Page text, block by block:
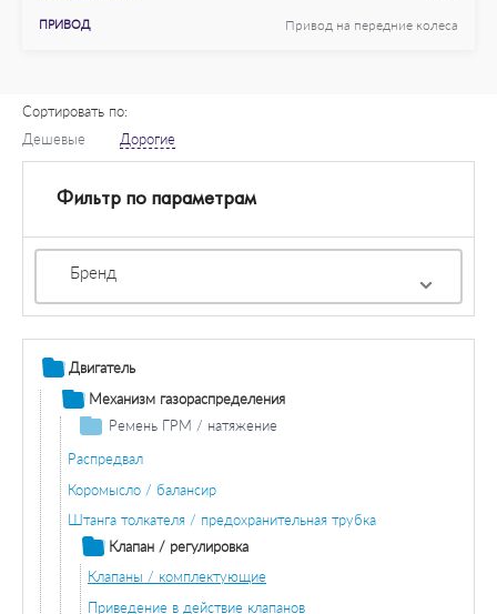
ПРИВОД Привод на передние колеса
Сортировать по:
Дешевые
Дорогие
Фильтр по параметрам
Бренд
Двигатель
Механизм газораспределения
Ремень ГРМ / натяжение
Ремень ГРМ
Комплект ремней ГРМ
Натяжной ролик ГРМ
Распредвал
Коромысло / балансир
Штанга толкателя / предохранительная трубка
Клапан / регулировка
Клапаны / комплектующие
Приведение в действие клапанов